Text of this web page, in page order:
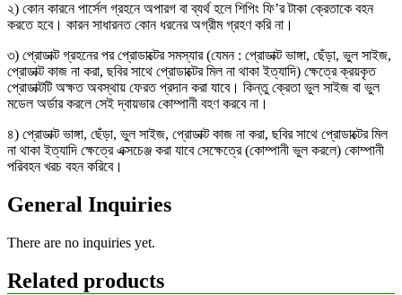
২) কোন কারনে পার্সেল গ্রহনে অপারগ বা ব্যর্থ হলে শিপিং ফি’র টাকা ক্রেতাকে বহন
করতে হবে। কারন সাধারনত কোন ধরনের অগ্রীম গ্রহণ করি না।
৩) প্রোডাক্ট গ্রহনের পর প্রোডাক্টের সমস্যার (যেমন : প্রোডাক্ট ভাঙ্গা, ছেঁড়া, ভুল সাইজ,
প্রোডাক্ট কাজ না করা, ছবির সাথে প্রোডাক্টের মিল না থাকা ইত্যাদি) ক্ষেত্রে ক্রয়কৃত
প্রোডাক্টটি অক্ষত অবস্থায় ফেরত প্রদান করা যাবে। কিন্তু ক্রেতা ভুল সাইজ বা ভুল
মডেল অর্ডার করলে সেই দ্বায়ভার কোম্পানী বহণ করবে না।
৪) প্রোডাক্ট ভাঙ্গা, ছেঁড়া, ভুল সাইজ, প্রোডাক্ট কাজ না করা, ছবির সাথে প্রোডাক্টের মিল
না থাকা ইত্যাদি ক্ষেত্রে এক্সচেঞ্জ করা যাবে সেক্ষেত্রে (কোম্পানী ভুল করলে) কোম্পানী
পরিবহন খরচ বহন করিবে।
General Inquiries
There are no inquiries yet.
Related products